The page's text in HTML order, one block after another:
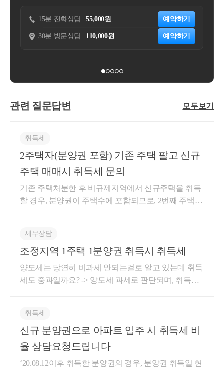
전화상담 55,000원
방문상담 110,000원
15분 전화상담
30분 방문상담
관련 질문답변 모두보기
취득세
2주택자(분양권 포함) 기존 주택 팔고 신규
주택 매매시 취득세 문의
기존 주택처분한 후 비규제지역에서 신규주택을 취득
할 경우, 분양권이 주택수에 포함되므로, 2번째 주택을
라 기본세율(1.1%~3.5%)이 적용됩니다. 한편 분양주택
을 완공으로 취득할 때의 취득세도 완공 당시에 분양
주택의 소재지가 비규제지역이라면 분양가액에 따라
기본세율(1.1%~3.5%)가 적용됩니다. 더 궁금하신 점
세무상담
조정지역 1주택 1분양권 취득시 취득세
양도세는 당연히 비과세 안되는걸로 알고 있는데 취득
세도 중과일까요? -> 양도세 과세로 판단되며, 취득세
규주택으로 취득할 경우 취득세가 발생해 일시적2주
택이 되어서 취득세가 1%인지,,, 아니면 그냥 분양권
취득 순간 정해져서 완공전에 팔든 1년 안에 팔든 8%
취득세
신규 분양권으로 아파트 입주 시 취득세 비
율 상담요청드립니다
‘20.08.12이후 취득한 분양권의 경우, 분양권 취득일 현